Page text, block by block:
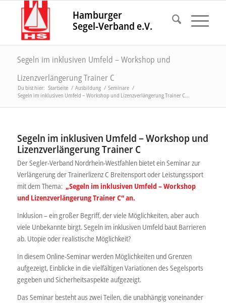
Hamburger
Segel-Verband e.V.
Segeln im inklusiven Umfeld – Workshop und
Lizenzverlängerung Trainer C
Du bist hier: Startseite / Ausbildung / Seminare /
Segeln im inklusiven Umfeld – Workshop und Lizenzverlängerung Trainer C...
Segeln im inklusiven Umfeld – Workshop und
Lizenzverlängerung Trainer C
Der Segler-Verband Nordrhein-Westfahlen bietet ein Seminar zur
Verlängerung der Trainerlizenz C Breitensport oder Leistungssport
mit dem Thema:„Segeln im inklusiven Umfeld – Workshop
und Lizenzverlängerung Trainer C“ an.
Inklusion – ein großer Begriff, der viele Möglichkeiten, aber auch
viele Unbekannte birgt. Segeln im inklusiven Umfeld baut Barrieren
ab. Utopie oder realistische Möglichkeit?
In diesem Online-Seminar werden Möglichkeiten und Grenzen
aufgezeigt, Einblicke in die vielfältigen Variationen des Segelsports
gegeben und Sicherheitsaspekte aufgezeigt.
Das Seminar besteht aus zwei Teilen, die unabhängig voneinander